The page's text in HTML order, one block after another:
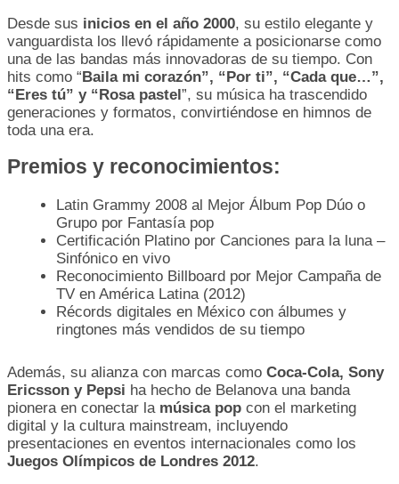
Desde sus inicios en el año 2000, su estilo elegante y
vanguardista los llevó rápidamente a posicionarse como
una de las bandas más innovadoras de su tiempo. Con
hits como “Baila mi corazón”, “Por ti”, “Cada que…”,
“Eres tú” y “Rosa pastel”, su música ha trascendido
generaciones y formatos, convirtiéndose en himnos de
toda una era.
Premios y reconocimientos:
Latin Grammy 2008 al Mejor Álbum Pop Dúo o
Grupo por Fantasía pop
Certificación Platino por Canciones para la luna –
Sinfónico en vivo
Reconocimiento Billboard por Mejor Campaña de
TV en América Latina (2012)
Récords digitales en México con álbumes y
ringtones más vendidos de su tiempo
Además, su alianza con marcas como Coca-Cola, Sony
Ericsson y Pepsi ha hecho de Belanova una banda
pionera en conectar la música pop con el marketing
digital y la cultura mainstream, incluyendo
presentaciones en eventos internacionales como los
Juegos Olímpicos de Londres 2012.